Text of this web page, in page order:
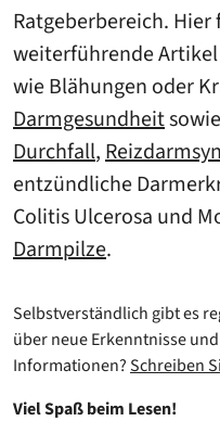
Ratgeberbereich.
weiterführende
wie Blähungen oder
Darmgesundheit
Durchfall,
entzündliche
Colitis Ulcerosa und
Darmpilze.
Selbstverständlich gibt es
über neue Erkenntnisse
Informationen?Schreiben
Viel Spaß beim Lesen!